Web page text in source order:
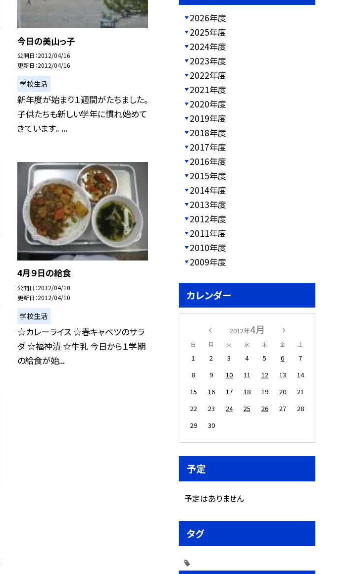
今日の美山っ子
公開日 2012/04/16
更新日 2012/04/16
学校生活
新年度が始まり１週間がたちました。
子供たちも新しい学年に慣れ始めて
きています。 ...
4月９日の給食
公開日 2012/04/10
更新日 2012/04/10
学校生活
☆カレーライス ☆春キャベツのサラ
ダ ☆福神漬 ☆牛乳 今日から１学期
の給食が始...
2026年度
2025年度
2024年度
2023年度
2022年度
2021年度
2020年度
2019年度
2018年度
2017年度
2016年度
2015年度
2014年度
2013年度
2012年度
2011年度
2010年度
2009年度
カレンダー
2012年4月
日 月 火 水 木 金 土
1 2 3 4 5 6
7
8
9 10 11 12 13
14
15
16 17 18 19 20
21
22
23 24 25 26 27
28
29
30
予定
予定はありません
タグ